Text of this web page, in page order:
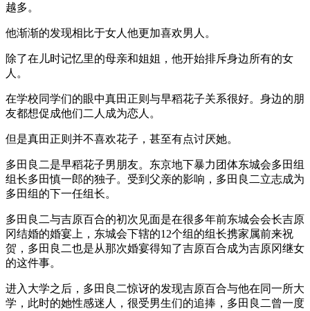
越多。
他渐渐的发现相比于女人他更加喜欢男人。
除了在儿时记忆里的母亲和姐姐，他开始排斥身边所有的女
人。
在学校同学们的眼中真田正则与早稻花子关系很好。身边的朋
友都想促成他们二人成为恋人。
但是真田正则并不喜欢花子，甚至有点讨厌她。
多田良二是早稻花子男朋友。东京地下暴力团体东城会多田组
组长多田慎一郎的独子。受到父亲的影响，多田良二立志成为
多田组的下一任组长。
多田良二与吉原百合的初次见面是在很多年前东城会会长吉原
冈结婚的婚宴上，东城会下辖的12个组的组长携家属前来祝
贺，多田良二也是从那次婚宴得知了吉原百合成为吉原冈继女
的这件事。
进入大学之后，多田良二惊讶的发现吉原百合与他在同一所大
学，此时的她性感迷人，很受男生们的追捧，多田良二曾一度